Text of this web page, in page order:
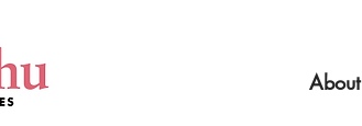
About